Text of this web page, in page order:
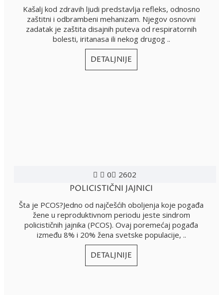
Kašalj kod zdravih ljudi predstavlja refleks, odnosno
zaštitni i odbrambeni mehanizam. Njegov osnovni
zadatak je zaštita disajnih puteva od respiratornih
bolesti, iritanasa ili nekog drugog ..
DETALJNIJE
0 2602
POLICISTIČNI JAJNICI
Šta je PCOS?Jedno od najčešćih oboljenja koje pogađa
žene u reproduktivnom periodu jeste sindrom
policističnih jajnika (PCOS). Ovaj poremećaj pogađa
između 8% i 20% žena svetske populacije, ..
DETALJNIJE